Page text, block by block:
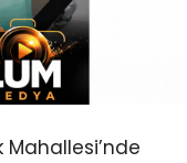
Mahallesi’nde